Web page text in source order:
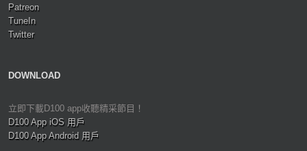
Patreon
TuneIn
Twitter
DOWNLOAD
立即下載D100 app收聽精采節目！
D100 App iOS 用戶
D100 App Android 用戶